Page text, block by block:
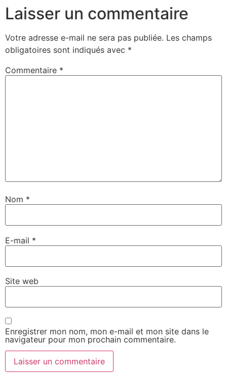
Laisser un commentaire
Votre adresse e-mail ne sera pas publiée. Les champs
obligatoires sont indiqués avec *
Commentaire *
Nom *
E-mail *
Site web
Enregistrer mon nom, mon e-mail et mon site dans le
navigateur pour mon prochain commentaire.